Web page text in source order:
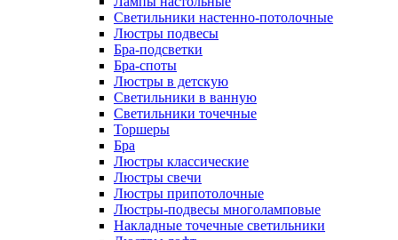
Светильники настенно-потолочные
Люстры подвесы
Бра-подсветки
Бра-споты
Люстры в детскую
Светильники в ванную
Светильники точечные
Торшеры
Бра
Люстры классические
Люстры свечи
Люстры припотолочные
Люстры-подвесы многоламповые
Накладные точечные светильники